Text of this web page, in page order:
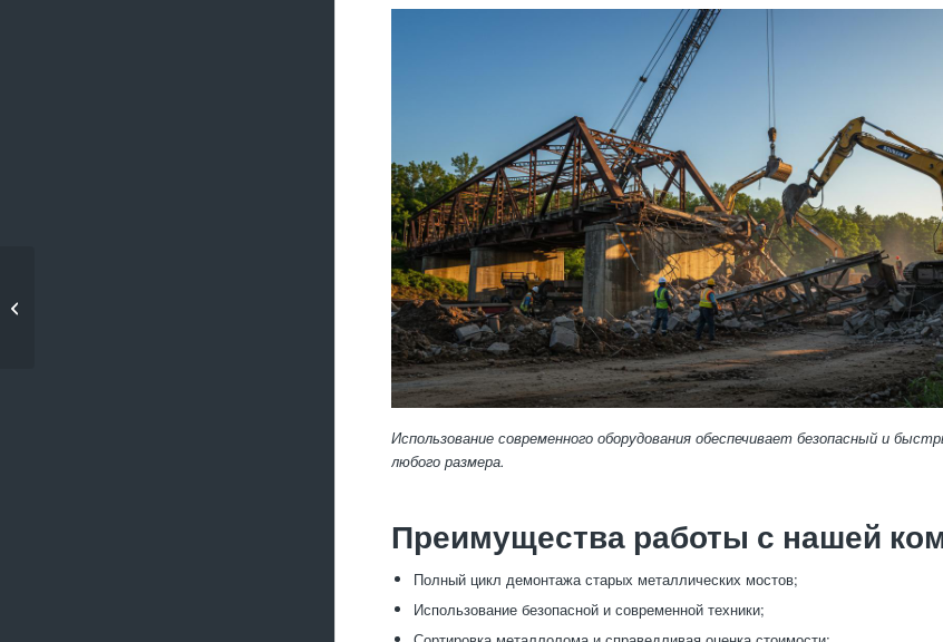
Использование современного оборудования обеспечивает безопасный и
любого размера.
Преимущества работы с нашей
Полный цикл демонтажа старых металлических мостов;
Использование безопасной и современной техники;